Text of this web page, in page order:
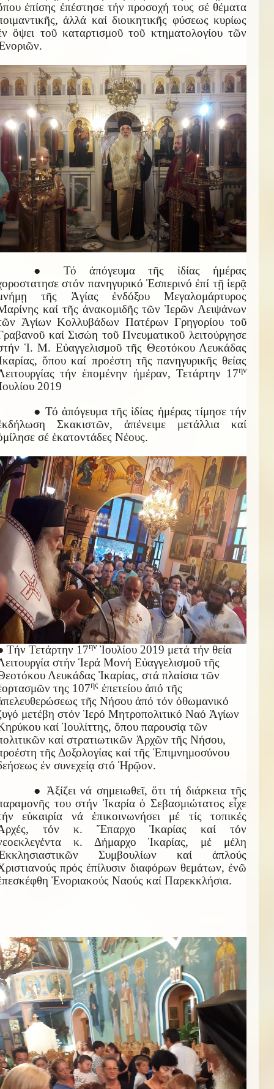
ἐπίσης ἐπέστησε τήν προσοχή τους σέ θέματα
ἀλλά καί διοικητικῆς φύσεως κυρίως
ὄψει τοῦ καταρτισμοῦ τοῦ κτηματολογίου τῶν
● Τό ἀπόγευμα τῆς ἰδίας ἡμέρας
στόν πανηγυρικό Ἑσπερινό ἐπί τῇ ἱερᾷ
τῆς Ἁγίας ἐνδόξου Μεγαλομάρτυρος
καί τῆς ἀνακομιδῆς τῶν Ἱερῶν Λειψάνων
Ἁγίων Κολλυβάδων Πατέρων Γρηγορίου τοῦ
καί Σισώη τοῦ Πνευματικοῦ λειτούργησε
Ἱ. Μ. Εὐαγγελισμοῦ τῆς Θεοτόκου Λευκάδας
ὅπου καί προέστη τῆς πανηγυρικῆς θείας
τήν ἑπομένην ἡμέραν, Τετάρτην 17ην
2019
● Τό ἀπόγευμα τῆς ἰδίας ἡμέρας τίμησε τήν
Σκακιστῶν, ἀπένειμε μετάλλια καί
σέ ἑκατοντάδες Νέους.
Τήν Τετάρτην 17ην Ἰουλίου 2019 μετά τήν θεία
στήν Ἱερά Μονή Εὐαγγελισμοῦ τῆς
Λευκάδας Ἰκαρίας, στά πλαίσια τῶν
της 107ης ἐπετείου ἀπό τῆς
τῆς Νήσου ἀπό τόν ὀθωμανικό
μετέβη στόν Ἱερό Μητροπολιτικό Ναό Ἁγίων
καί Ἰουλίττης, ὅπου παρουσίᾳ τῶν
καί στρατιωτικῶν Ἀρχῶν τῆς Νήσου,
τῆς Δοξολογίας καί τῆς Ἐπιμνημοσύνου
ἐν συνεχείᾳ στό Ἡρῷον.
● Ἀξίζει νά σημειωθεῖ, ὅτι τή διάρκεια τῆς
του στήν Ἰκαρία ὁ Σεβασμιώτατος εἶχε
εὐκαιρία νά ἐπικοινωνήσει μέ τίς τοπικές
τόν κ. Ἔπαρχο Ἰκαρίας καί τόν
κ. Δήμαρχο Ἰκαρίας, μέ μέλη
Συμβουλίων καί ἁπλούς
πρός ἐπίλυσιν διαφόρων θεμάτων, ἐνῶ
Ἐνοριακούς Ναούς καί Παρεκκλήσια.